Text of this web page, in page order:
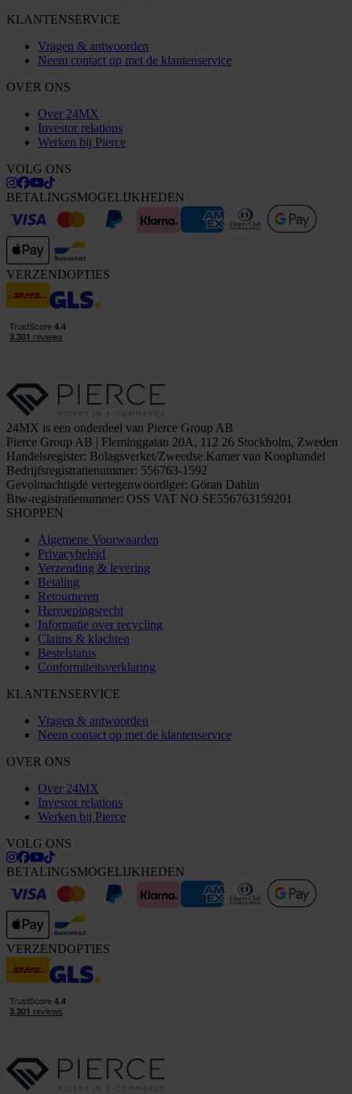
KLANTENSERVICE
Vragen & antwoorden
Neem contact op met de klantenservice
OVER ONS
Over 24MX
Investor relations
Werken bij Pierce
VOLG ONS
BETALINGSMOGELIJKHEDEN
VERZENDOPTIES
24MX is een onderdeel van Pierce Group AB
Pierce Group AB | Fleminggatan 20A, 112 26 Stockholm, Zweden
Handelsregister: Bolagsverket/Zweedse Kamer van Koophandel
Bedrijfsregistratienummer: 556763-1592
Gevolmachtigde vertegenwoordiger: Göran Dahlin
Btw-registratienummer: OSS VAT NO SE556763159201
SHOPPEN
Algemene Voorwaarden
Privacybeleid
Verzending & levering
Betaling
Retourneren
Herroepingsrecht
Informatie over recycling
Claims & klachten
Bestelstatus
Conformiteitsverklaring
KLANTENSERVICE
Vragen & antwoorden
Neem contact op met de klantenservice
OVER ONS
Over 24MX
Investor relations
Werken bij Pierce
VOLG ONS
BETALINGSMOGELIJKHEDEN
VERZENDOPTIES